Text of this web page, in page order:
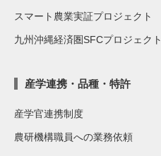
スマート農業実証プロジェクト
九州沖縄経済圏SFCプロジェクト
産学連携・品種・特許
産学官連携制度
農研機構職員への業務依頼